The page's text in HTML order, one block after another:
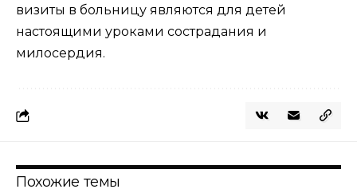
визиты в больницу являются для детей
настоящими уроками сострадания и
милосердия.
Похожие темы